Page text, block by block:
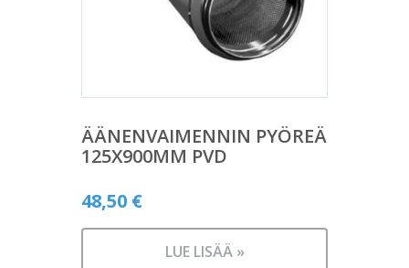
ÄÄNENVAIMENNIN PYÖREÄ
125X900MM PVD
48,50 €
LUE LISÄÄ »